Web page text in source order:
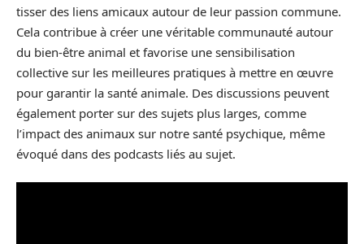
tisser des liens amicaux autour de leur passion commune.
Cela contribue à créer une véritable communauté autour
du bien-être animal et favorise une sensibilisation
collective sur les meilleures pratiques à mettre en œuvre
pour garantir la santé animale. Des discussions peuvent
également porter sur des sujets plus larges, comme
l’impact des animaux sur notre santé psychique, même
évoqué dans des podcasts liés au sujet.